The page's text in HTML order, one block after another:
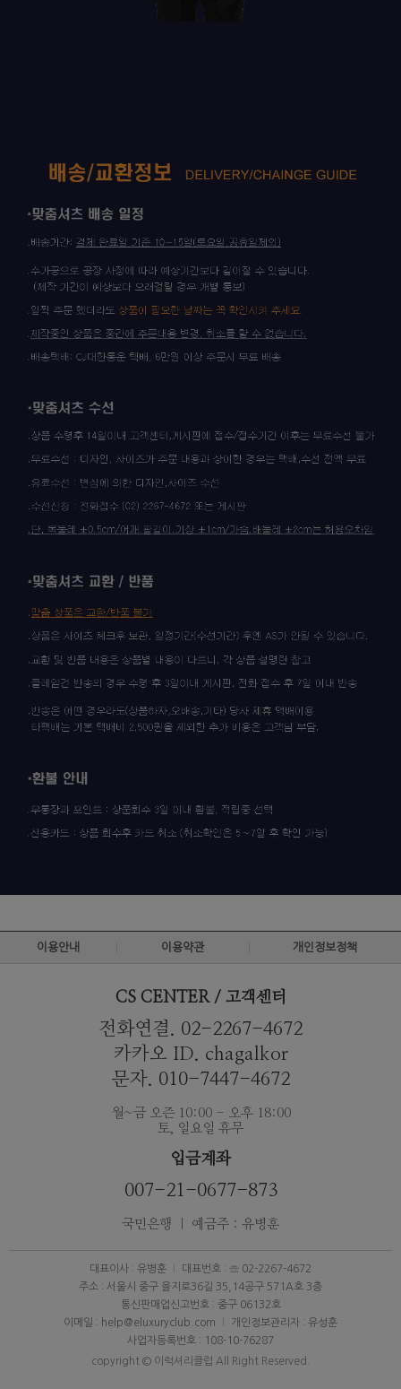
이용안내 이용약관 개인정보정책
CS CENTER / 고객센터
전화연결. 02-2267-4672
카카오 ID. chagalkor
문자. 010-7447-4672
월~금 오즌 10:00 - 오후 18:00
토, 일요일 휴무
입금계좌
007-21-0677-873
국민은행 ｜ 예금주 : 유병훈
대표이사 : 유병훈
대표번호 : ☏ 02-2267-4672
주소 : 서울시 중구 을지로36길 35,14공구 571A호 3층
통신판매업신고번호 : 중구 06132호
이메일 : help@eluxuryclub.com
개인정보관리자 : 유성훈
사업자등록번호 : 108-10-76287
copyright © 이럭셔리클럽 All Right Reserved.